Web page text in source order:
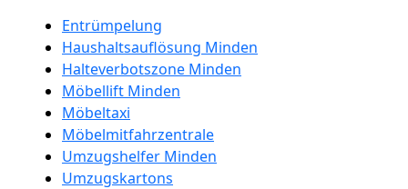
Entrümpelung
Haushaltsauflösung Minden
Halteverbotszone Minden
Möbellift Minden
Möbeltaxi
Möbelmitfahrzentrale
Umzugshelfer Minden
Umzugskartons